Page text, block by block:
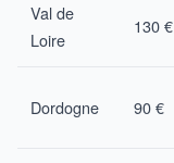
Val de
Loire
130 €
Dordogne 90 €